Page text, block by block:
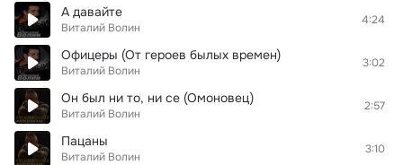
А давайте
Виталий Волин
4:24
Офицеры (От героев былых времен)
Виталий Волин
3:02
Он был ни то, ни се (Омоновец)
Виталий Волин
2:57
Пацаны
Виталий Волин
3:10